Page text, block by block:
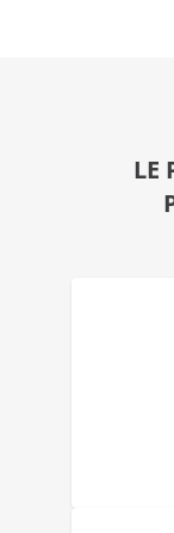
LE